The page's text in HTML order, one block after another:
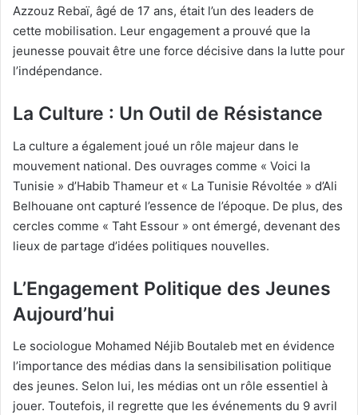
Azzouz Rebaï, âgé de 17 ans, était l’un des leaders de
cette mobilisation. Leur engagement a prouvé que la
jeunesse pouvait être une force décisive dans la lutte pour
l’indépendance.
La Culture : Un Outil de Résistance
La culture a également joué un rôle majeur dans le
mouvement national. Des ouvrages comme « Voici la
Tunisie » d’Habib Thameur et « La Tunisie Révoltée » d’Ali
Belhouane ont capturé l’essence de l’époque. De plus, des
cercles comme « Taht Essour » ont émergé, devenant des
lieux de partage d’idées politiques nouvelles.
L’Engagement Politique des Jeunes
Aujourd’hui
Le sociologue Mohamed Néjib Boutaleb met en évidence
l’importance des médias dans la sensibilisation politique
des jeunes. Selon lui, les médias ont un rôle essentiel à
jouer. Toutefois, il regrette que les événements du 9 avril